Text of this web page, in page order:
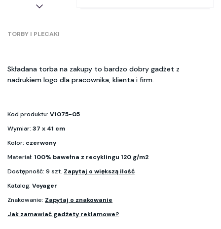
TORBY I PLECAKI
Składana torba na zakupy to bardzo dobry gadżet z
nadrukiem logo dla pracownika, klienta i firm.
Kod produktu: V1075-05
Wymiar: 37 x 41 cm
Kolor: czerwony
Materiał: 100% bawełna z recyklingu 120 g/m2
Dostępność: 9 szt. Zapytaj o większą ilość
Katalog: Voyager
Znakowanie: Zapytaj o znakowanie
Jak zamawiać gadżety reklamowe?